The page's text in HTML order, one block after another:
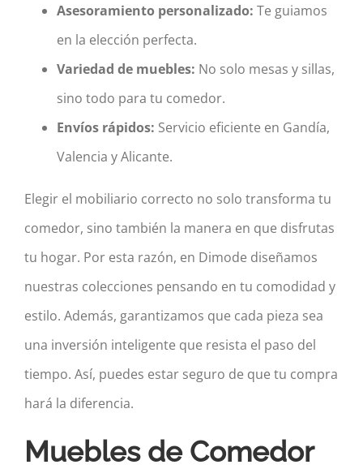
Asesoramiento personalizado: Te guiamos
en la elección perfecta.
Variedad de muebles: No solo mesas y sillas,
sino todo para tu comedor.
Envíos rápidos: Servicio eficiente en Gandía,
Valencia y Alicante.
Elegir el mobiliario correcto no solo transforma tu
comedor, sino también la manera en que disfrutas
tu hogar. Por esta razón, en Dimode diseñamos
nuestras colecciones pensando en tu comodidad y
estilo. Además, garantizamos que cada pieza sea
una inversión inteligente que resista el paso del
tiempo. Así, puedes estar seguro de que tu compra
hará la diferencia.
Muebles de Comedor